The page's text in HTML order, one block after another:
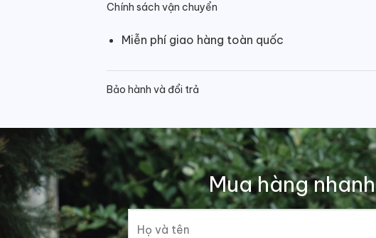
Chính sách vận chuyển
Miễn phí giao hàng toàn quốc
Bảo hành và đổi trả
Mua hàng nhanh